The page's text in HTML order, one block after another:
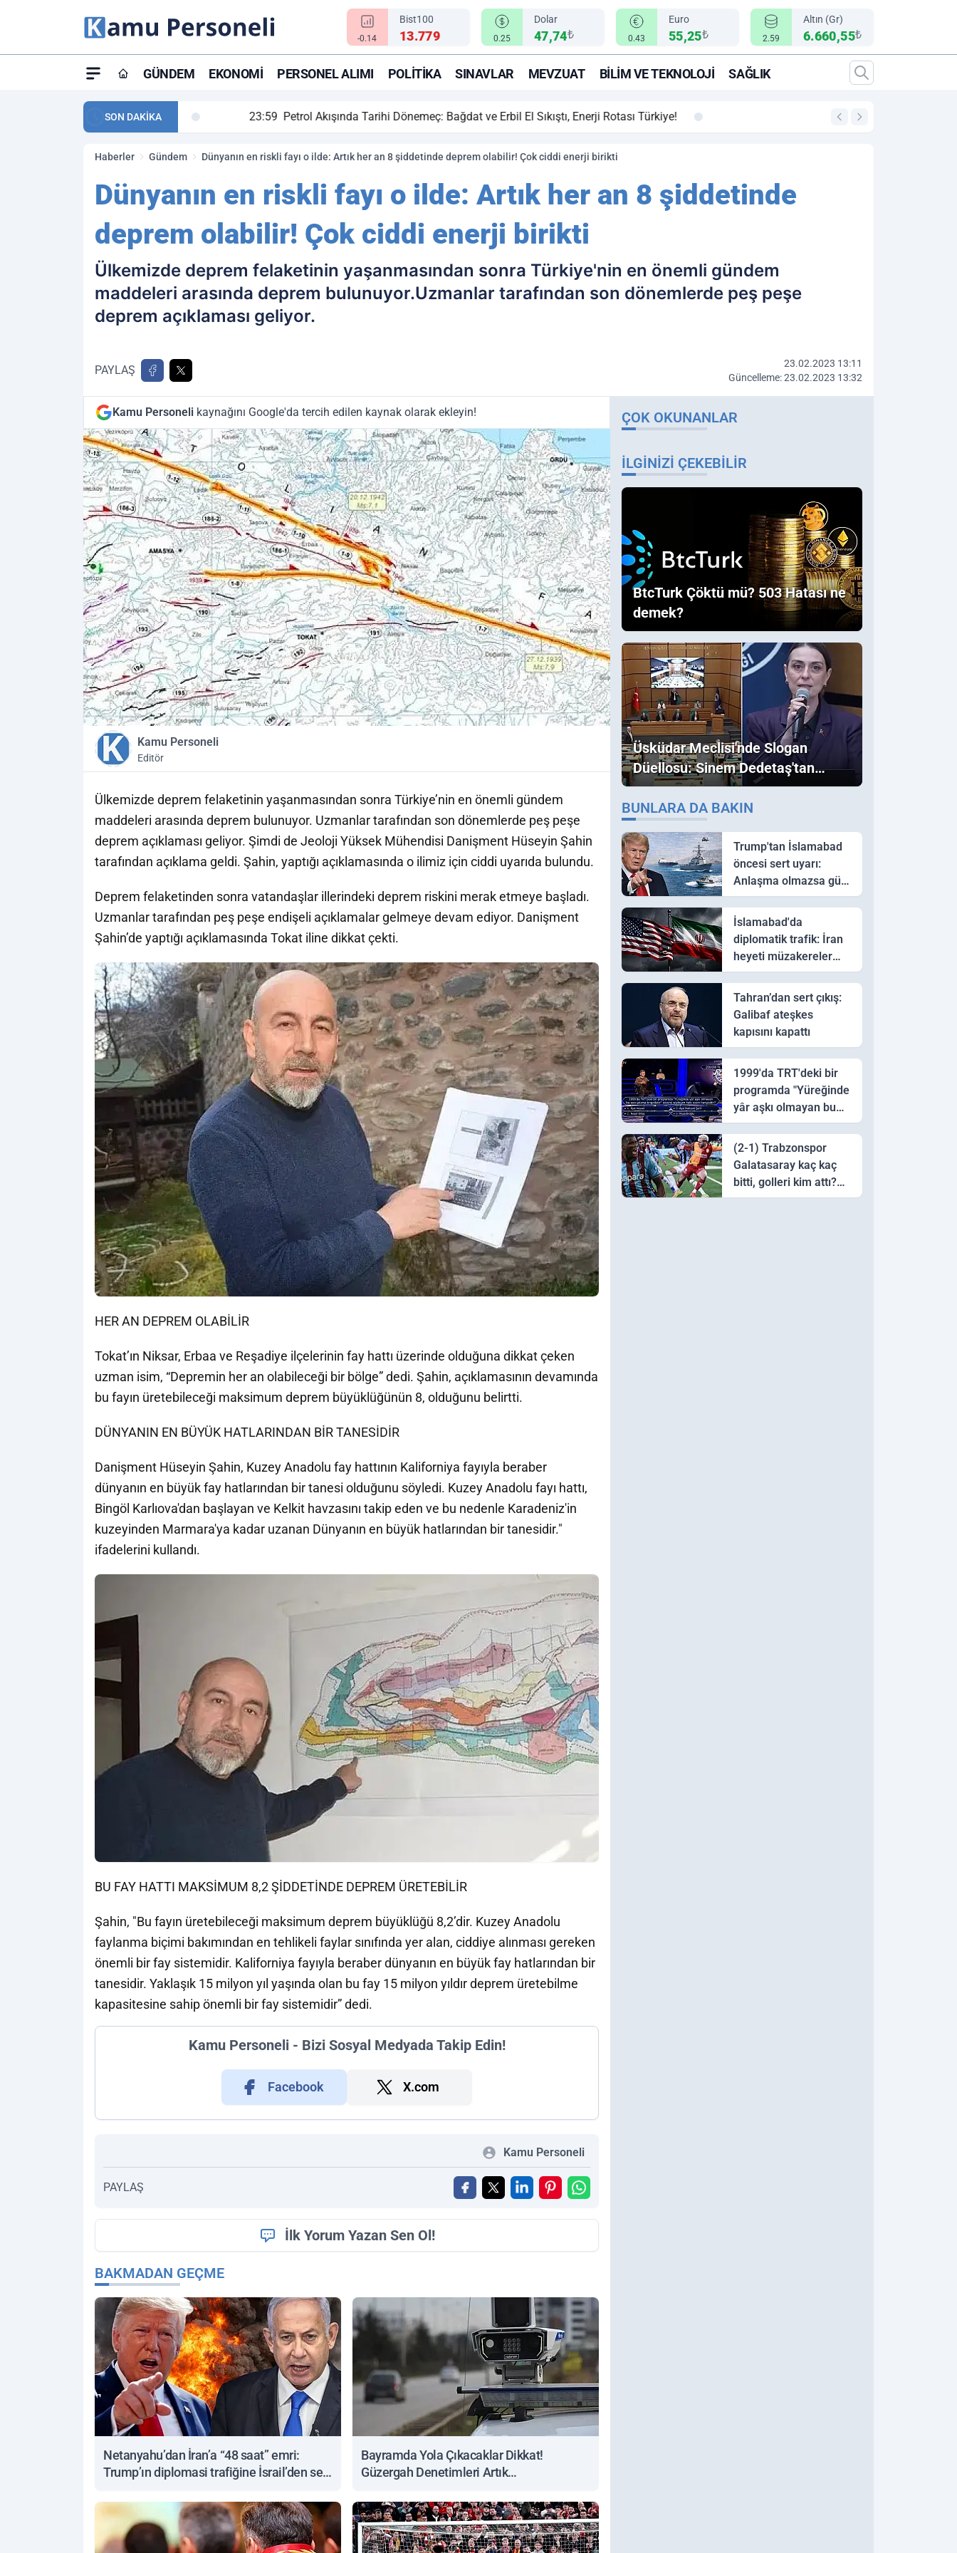
-0.14
Bist100
13.779 0.25
Dolar
47,74₺ 0.43
Euro
55,25₺ 2.59
Altın (Gr)
6.660,55₺
GÜNDEM EKONOMI PERSONEL ALIMI POLITIKA SINAVLAR MEVZUAT BILIM VE TEKNOLOJI SAĞLIK
SON DAKİKA
maç özeti ve golleri! 23:59 Petrol Akışında Tarihi Dönemeç: Bağdat ve Erbil El Sıkıştı, Enerji Rotası Türkiye! 00:12
Haberler Gündem Dünyanın en riskli fayı o ilde: Artık her an 8 şiddetinde deprem olabilir! Çok ciddi enerji birikti
Dünyanın en riskli fayı o ilde: Artık her an 8 şiddetinde
deprem olabilir! Çok ciddi enerji birikti
Ülkemizde deprem felaketinin yaşanmasından sonra Türkiye'nin en önemli gündem
maddeleri arasında deprem bulunuyor.Uzmanlar tarafından son dönemlerde peş peşe
deprem açıklaması geliyor.
PAYLAŞ
23.02.2023 13:11
Güncelleme: 23.02.2023 13:32
Kamu Personeli kaynağını Google'da tercih edilen kaynak olarak ekleyin!
Kamu Personeli
Editör
Ülkemizde deprem felaketinin yaşanmasından sonra Türkiye’nin en önemli gündem
maddeleri arasında deprem bulunuyor. Uzmanlar tarafından son dönemlerde peş peşe
deprem açıklaması geliyor. Şimdi de Jeoloji Yüksek Mühendisi Danişment Hüseyin Şahin
tarafından açıklama geldi. Şahin, yaptığı açıklamasında o ilimiz için ciddi uyarıda bulundu.
Deprem felaketinden sonra vatandaşlar illerindeki deprem riskini merak etmeye başladı.
Uzmanlar tarafından peş peşe endişeli açıklamalar gelmeye devam ediyor. Danişment
Şahin’de yaptığı açıklamasında Tokat iline dikkat çekti.
HER AN DEPREM OLABİLİR
Tokat’ın Niksar, Erbaa ve Reşadiye ilçelerinin fay hattı üzerinde olduğuna dikkat çeken
uzman isim, “Depremin her an olabileceği bir bölge” dedi. Şahin, açıklamasının devamında
bu fayın üretebileceği maksimum deprem büyüklüğünün 8, olduğunu belirtti.
DÜNYANIN EN BÜYÜK HATLARINDAN BİR TANESİDİR
Danişment Hüseyin Şahin, Kuzey Anadolu fay hattının Kaliforniya fayıyla beraber
dünyanın en büyük fay hatlarından bir tanesi olduğunu söyledi. Kuzey Anadolu fayı hattı,
Bingöl Karlıova'dan başlayan ve Kelkit havzasını takip eden ve bu nedenle Karadeniz'in
kuzeyinden Marmara'ya kadar uzanan Dünyanın en büyük hatlarından bir tanesidir."
ifadelerini kullandı.
BU FAY HATTI MAKSİMUM 8,2 ŞİDDETİNDE DEPREM ÜRETEBİLİR
Şahin, "Bu fayın üretebileceği maksimum deprem büyüklüğü 8,2’dir. Kuzey Anadolu
faylanma biçimi bakımından en tehlikeli faylar sınıfında yer alan, ciddiye alınması gereken
önemli bir fay sistemidir. Kaliforniya fayıyla beraber dünyanın en büyük fay hatlarından bir
tanesidir. Yaklaşık 15 milyon yıl yaşında olan bu fay 15 milyon yıldır deprem üretebilme
kapasitesine sahip önemli bir fay sistemidir” dedi.
Kamu Personeli - Bizi Sosyal Medyada Takip Edin!
Facebook X.com
Kamu Personeli
PAYLAŞ
İlk Yorum Yazan Sen Ol!
BAKMADAN GEÇME
Netanyahu’dan İran’a “48 saat” emri:
Trump’ın diplomasi trafiğine İsrail’den sert
Bayramda Yola Çıkacaklar Dikkat!
Güzergah Denetimleri Artık
ÇOK OKUNANLAR
İLGINIZI ÇEKEBILIR
BtcTurk Çöktü mü? 503 Hatası ne
demek?
Üsküdar Meclisi'nde Slogan
Düellosu: Sinem Dedetaş'tan
Ezber Bozan "Erdoğan" ve
"İmamoğlu" Çıkışı!
BUNLARA DA BAKIN
Trump'tan İslamabad
öncesi sert uyarı:
Anlaşma olmazsa güç
kullanırız
İslamabad'da
diplomatik trafik: İran
heyeti müzakereler
için Pakistan'a ulaştı
Tahran’dan sert çıkış:
Galibaf ateşkes
kapısını kapattı
1999'da TRT'deki bir
programda "Yüreğinde
yâr aşkı olmayan bu
sazı çalarsa tingirdatır"
sözünü söyleyen halk
ozanı hangisidir?
(2-1) Trabzonspor
Galatasaray kaç kaç
bitti, golleri kim attı?
Trabzonspor